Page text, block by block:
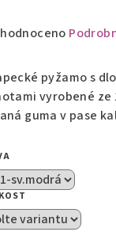
pyžamo s
vyrobené ze
guma v pase